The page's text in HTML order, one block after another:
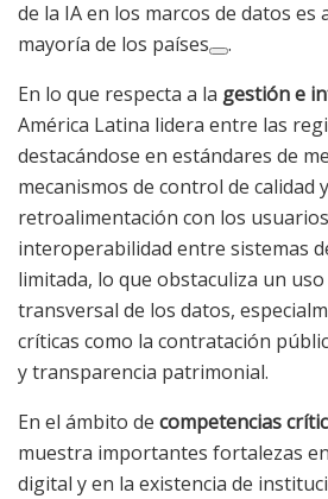
de la IA en los marcos de datos es
mayoría de los países
.
En lo que respecta a la gestión e
América Latina lidera entre las
destacándose en estándares de
mecanismos de control de calidad
retroalimentación con los
interoperabilidad entre sistemas
limitada, lo que obstaculiza un
transversal de los datos,
críticas como la contratación
y transparencia patrimonial.
En el ámbito de competencias
muestra importantes fortalezas
digital y en la existencia de